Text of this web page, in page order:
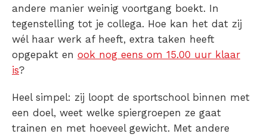
andere manier weinig voortgang boekt. In
tegenstelling tot je collega. Hoe kan het dat zij
wél haar werk af heeft, extra taken heeft
opgepakt en ook nog eens om 15.00 uur klaar
is?
Heel simpel: zij loopt de sportschool binnen met
een doel, weet welke spiergroepen ze gaat
trainen en met hoeveel gewicht. Met andere